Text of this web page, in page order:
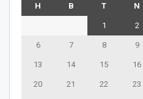
H B T N
1 2
6 7 8 9
13 14 15 16
20 21 22 23